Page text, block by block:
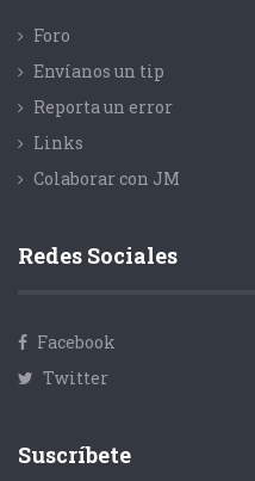
Foro
Envíanos un tip
Reporta un error
Links
Colaborar con JM
Redes Sociales
Facebook
Twitter
Suscríbete